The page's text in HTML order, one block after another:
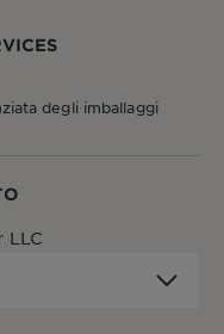
LLC
degli imballaggi